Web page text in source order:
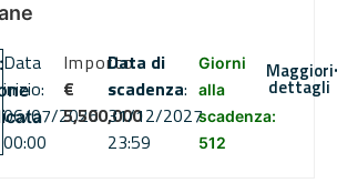
Data
inizio:
06/07/2026
00:00
Importo
€
5,500,000
Data di
scadenza:
31/12/2027
23:59
Giorni
alla
scadenza:
512
Maggiori
dettagli